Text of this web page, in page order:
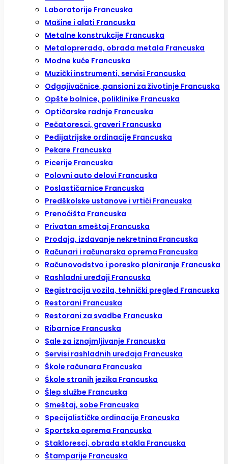
Laboratorije Francuska
Mašine i alati Francuska
Metalne konstrukcije Francuska
Metaloprerada, obrada metala Francuska
Modne kuće Francuska
Muzički instrumenti, servisi Francuska
Odgajivačnice, pansioni za životinje Francuska
Opšte bolnice, poliklinike Francuska
Optičarske radnje Francuska
Pečatoresci, graveri Francuska
Pedijatrijske ordinacije Francuska
Pekare Francuska
Picerije Francuska
Polovni auto delovi Francuska
Poslastičarnice Francuska
Predškolske ustanove i vrtići Francuska
Prenoćišta Francuska
Privatan smeštaj Francuska
Prodaja, izdavanje nekretnina Francuska
Računari i računarska oprema Francuska
Računovodstvo i poresko planiranje Francuska
Rashladni uređaji Francuska
Registracija vozila, tehnički pregled Francuska
Restorani Francuska
Restorani za svadbe Francuska
Ribarnice Francuska
Sale za iznajmljivanje Francuska
Servisi rashladnih uređaja Francuska
Škole računara Francuska
Škole stranih jezika Francuska
Šlep službe Francuska
Smeštaj, sobe Francuska
Specijalističke ordinacije Francuska
Sportska oprema Francuska
Stakloresci, obrada stakla Francuska
Štamparije Francuska